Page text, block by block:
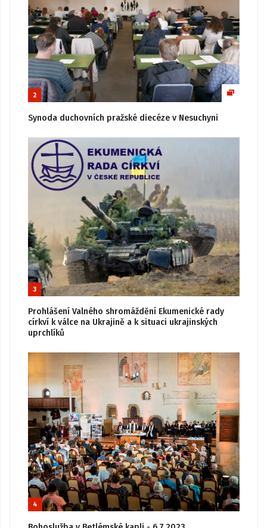
2
Synoda duchovních pražské diecéze v Nesuchyni
3
Prohlášení Valného shromáždění Ekumenické rady
církví k válce na Ukrajině a k situaci ukrajinských
uprchlíků
4